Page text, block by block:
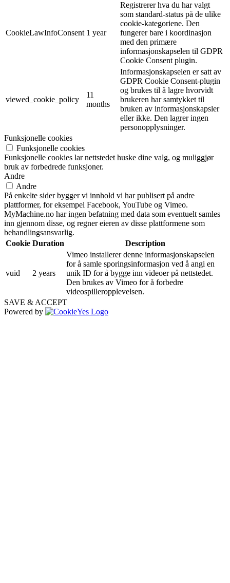
CookieLawInfoConsent 1 year
Registrerer hva du har valgt
som standard-status på de ulike
cookie-kategoriene. Den
fungerer bare i koordinasjon
med den primære
informasjonskapselen til GDPR
Cookie Consent plugin.
viewed_cookie_policy
11
months
Informasjonskapselen er satt av
GDPR Cookie Consent-plugin
og brukes til å lagre hvorvidt
brukeren har samtykket til
bruken av informasjonskapsler
eller ikke. Den lagrer ingen
personopplysninger.
Funksjonelle cookies
Funksjonelle cookies
Funksjonelle cookies lar nettstedet huske dine valg, og muliggjør
bruk av forbedrede funksjoner.
Andre
Andre
På enkelte sider bygger vi innhold vi har publisert på andre
plattformer, for eksempel Facebook, YouTube og Vimeo.
MyMachine.no har ingen befatning med data som eventuelt samles
inn gjennom disse, og regner eieren av disse plattformene som
behandlingsansvarlig.
Cookie Duration Description
vuid 2 years
Vimeo installerer denne informasjonskapselen
for å samle sporingsinformasjon ved å angi en
unik ID for å bygge inn videoer på nettstedet.
Den brukes av Vimeo for å forbedre
videospilleropplevelsen.
SAVE & ACCEPT
Powered by